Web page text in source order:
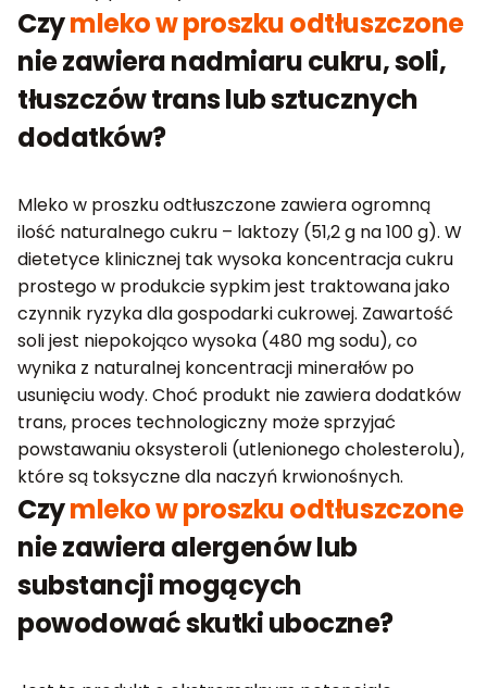
Czymleko w proszku odtłuszczone
nie zawiera nadmiaru cukru, soli,
tłuszczów trans lub sztucznych
dodatków?
Mleko w proszku odtłuszczone zawiera ogromną
ilość naturalnego cukru – laktozy (51,2 g na 100 g). W
dietetyce klinicznej tak wysoka koncentracja cukru
prostego w produkcie sypkim jest traktowana jako
czynnik ryzyka dla gospodarki cukrowej. Zawartość
soli jest niepokojąco wysoka (480 mg sodu), co
wynika z naturalnej koncentracji minerałów po
usunięciu wody. Choć produkt nie zawiera dodatków
trans, proces technologiczny może sprzyjać
powstawaniu oksysteroli (utlenionego cholesterolu),
które są toksyczne dla naczyń krwionośnych.
Czymleko w proszku odtłuszczone
nie zawiera alergenów lub
substancji mogących
powodować skutki uboczne?